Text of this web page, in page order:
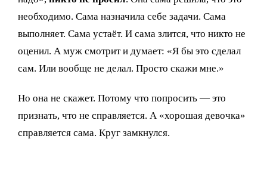
необходимо. Сама назначила себе задачи. Сама
выполняет. Сама устаёт. И сама злится, что никто не
оценил. А муж смотрит и думает: «Я бы это сделал
сам. Или вообще не делал. Просто скажи мне.»
Но она не скажет. Потому что попросить — это
признать, что не справляется. А «хорошая девочка»
справляется сама. Круг замкнулся.